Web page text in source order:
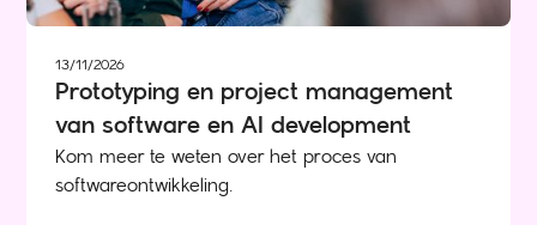
13/11/2026
Prototyping en project management
van software en AI development
Kom meer te weten over het proces van
softwareontwikkeling.